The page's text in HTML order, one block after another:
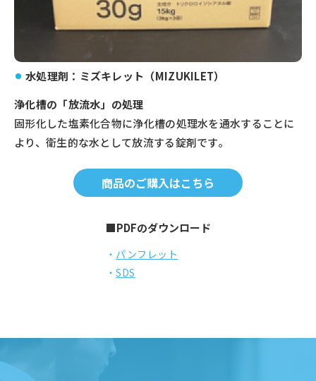
水処理剤：ミズキレット（MIZUKILET）
浄化槽の「放流水」の処理
固形化した塩素化合物に浄化槽の処理水を通水することに
より、衛生的な水として放流する錠剤です。
商品のご購入はこちら
■PDFのダウンロード
パンフレット
SDS